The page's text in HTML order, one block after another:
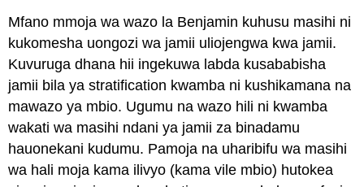
Mfano mmoja wa wazo la Benjamin kuhusu masihi ni
kukomesha uongozi wa jamii uliojengwa kwa jamii.
Kuvuruga dhana hii ingekuwa labda kusababisha
jamii bila ya stratification kwamba ni kushikamana na
mawazo ya mbio. Ugumu na wazo hili ni kwamba
wakati wa masihi ndani ya jamii za binadamu
hauonekani kudumu. Pamoja na uharibifu wa masihi
wa hali moja kama ilivyo (kama vile mbio) hutokea